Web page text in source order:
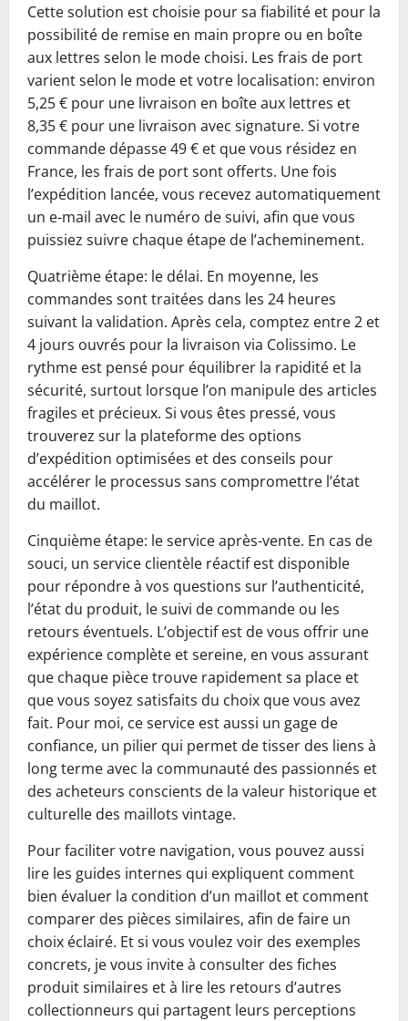
Cette solution est choisie pour sa fiabilité et pour la
possibilité de remise en main propre ou en boîte
aux lettres selon le mode choisi. Les frais de port
varient selon le mode et votre localisation: environ
5,25 € pour une livraison en boîte aux lettres et
8,35 € pour une livraison avec signature. Si votre
commande dépasse 49 € et que vous résidez en
France, les frais de port sont offerts. Une fois
l’expédition lancée, vous recevez automatiquement
un e-mail avec le numéro de suivi, afin que vous
puissiez suivre chaque étape de l’acheminement.
Quatrième étape: le délai. En moyenne, les
commandes sont traitées dans les 24 heures
suivant la validation. Après cela, comptez entre 2 et
4 jours ouvrés pour la livraison via Colissimo. Le
rythme est pensé pour équilibrer la rapidité et la
sécurité, surtout lorsque l’on manipule des articles
fragiles et précieux. Si vous êtes pressé, vous
trouverez sur la plateforme des options
d’expédition optimisées et des conseils pour
accélérer le processus sans compromettre l’état
du maillot.
Cinquième étape: le service après-vente. En cas de
souci, un service clientèle réactif est disponible
pour répondre à vos questions sur l’authenticité,
l’état du produit, le suivi de commande ou les
retours éventuels. L’objectif est de vous offrir une
expérience complète et sereine, en vous assurant
que chaque pièce trouve rapidement sa place et
que vous soyez satisfaits du choix que vous avez
fait. Pour moi, ce service est aussi un gage de
confiance, un pilier qui permet de tisser des liens à
long terme avec la communauté des passionnés et
des acheteurs conscients de la valeur historique et
culturelle des maillots vintage.
Pour faciliter votre navigation, vous pouvez aussi
lire les guides internes qui expliquent comment
bien évaluer la condition d’un maillot et comment
comparer des pièces similaires, afin de faire un
choix éclairé. Et si vous voulez voir des exemples
concrets, je vous invite à consulter des fiches
produit similaires et à lire les retours d’autres
collectionneurs qui partagent leurs perceptions